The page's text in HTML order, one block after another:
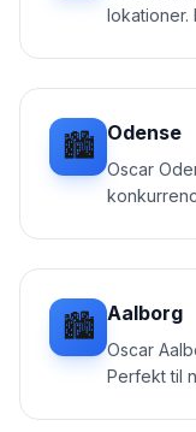
lokationer.
🏙️ Odense
Oscar
🏙️ Aalborg
Oscar
Perfekt til